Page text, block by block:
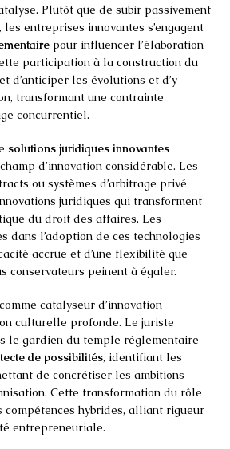
Plutôt que de subir passivement
les entreprises innovantes s’engagent
pour influencer l’élaboration
participation à la construction du
d’anticiper les évolutions et d’y
transformant une contrainte
concurrentiel.
solutions juridiques innovantes
d’innovation considérable. Les
ou systèmes d’arbitrage privé
juridiques qui transforment
du droit des affaires. Les
dans l’adoption de ces technologies
accrue et d’une flexibilité que
conservateurs peinent à égaler.
catalyseur d’innovation
culturelle profonde. Le juriste
le gardien du temple réglementaire
de possibilités, identifiant les
de concrétiser les ambitions
Cette transformation du rôle
hybrides, alliant rigueur
entrepreneuriale.